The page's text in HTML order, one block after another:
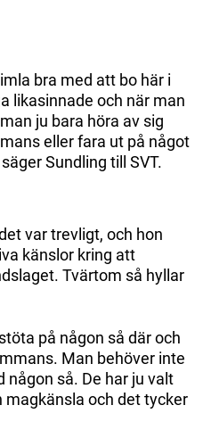
bra med att bo här i
likasinnade och när man
ju bara höra av sig
eller fara ut på något
Sundling till SVT.
var trevligt, och hon
känslor kring att
Tvärtom så hyllar
på någon så där och
Man behöver inte
så. De har ju valt
magkänsla och det tycker